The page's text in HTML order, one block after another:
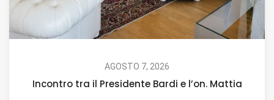
AGOSTO 7, 2026
Incontro tra il Presidente Bardi e l’on. Mattia